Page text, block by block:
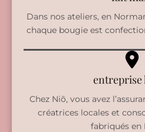
Dans nos ateliers, en
chaque bougie est
entreprise
Chez Niõ, vous avez
créatrices locales et
fabriqués en